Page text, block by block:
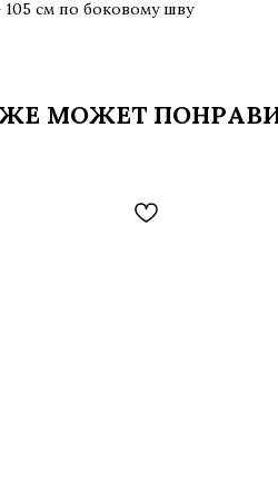
см по боковому шву
МОЖЕТ